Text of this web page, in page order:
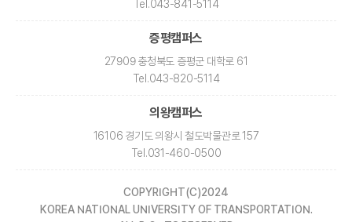
Tel .043-841-5114
증평캠퍼스
27909 충청북도 증평군 대학로 61
Tel .043-820-5114
의왕캠퍼스
16106 경기도 의왕시 철도박물관로 157
Tel .031-460-0500
COPYRIGHT(C)2024
KOREA NATIONAL UNIVERSITY OF TRANSPORTATION.